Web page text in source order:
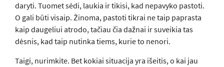
daryti. Tuomet sėdi, laukia ir tikisi, kad nepavyko pastoti.
O gali būti visaip. Žinoma, pastoti tikrai ne taip paprasta
kaip daugeliui atrodo, tačiau čia dažnai ir suveikia tas
dėsnis, kad taip nutinka tiems, kurie to nenori.
Taigi, nurimkite. Bet kokiai situacija yra išeitis, o kai jau